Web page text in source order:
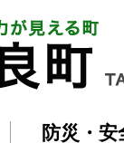
防災・安